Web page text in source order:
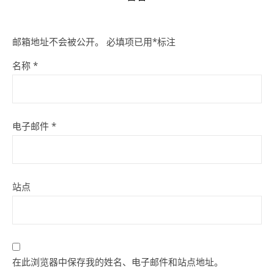
邮箱地址不会被公开。 必填项已用*标注
名称 *
电子邮件 *
站点
在此浏览器中保存我的姓名、电子邮件和站点地址。